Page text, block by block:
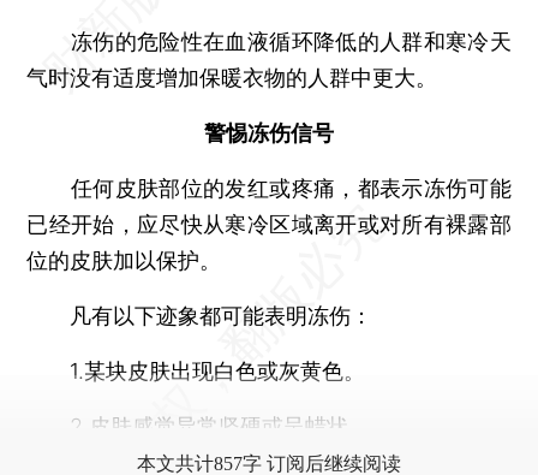
冻伤的危险性在血液循环降低的人群和寒冷天
气时没有适度增加保暖衣物的人群中更大。
警惕冻伤信号
任何皮肤部位的发红或疼痛，都表示冻伤可能
已经开始，应尽快从寒冷区域离开或对所有裸露部
位的皮肤加以保护。
凡有以下迹象都可能表明冻伤：
1.某块皮肤出现白色或灰黄色。
2.皮肤感觉异常坚硬或呈蜡状。
本文共计857字 订阅后继续阅读